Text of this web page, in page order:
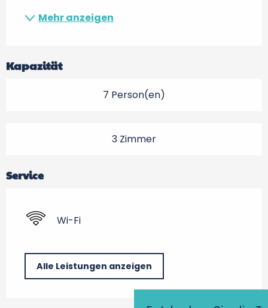
Mehr anzeigen
Kapazität
7 Person(en)
3 Zimmer
Service
Wi-Fi
Alle Leistungen anzeigen